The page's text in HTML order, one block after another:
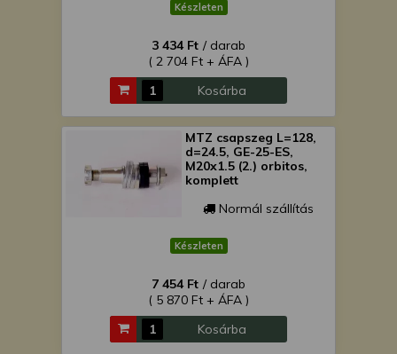
Készleten
3 434 Ft / darab
( 2 704 Ft + ÁFA )
Kosárba
MTZ csapszeg L=128,
d=24.5, GE-25-ES,
M20x1.5 (2.) orbitos,
komplett
Normál szállítás
Készleten
7 454 Ft / darab
( 5 870 Ft + ÁFA )
Kosárba